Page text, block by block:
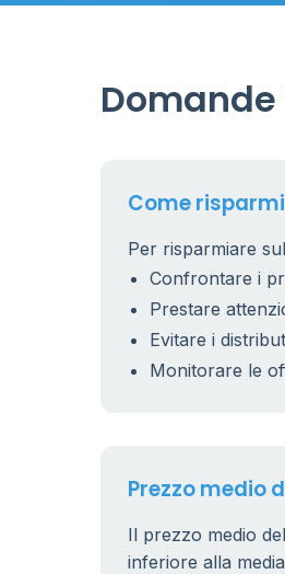
Come
Per risparmiare
Confrontare i
Prestare
Evitare i
Monitorare le
Prezzo medio
Il prezzo medio
inferiore alla